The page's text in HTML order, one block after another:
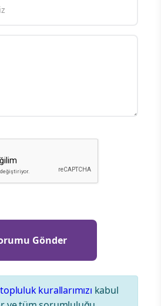
topluluk kurallarımızı kabul